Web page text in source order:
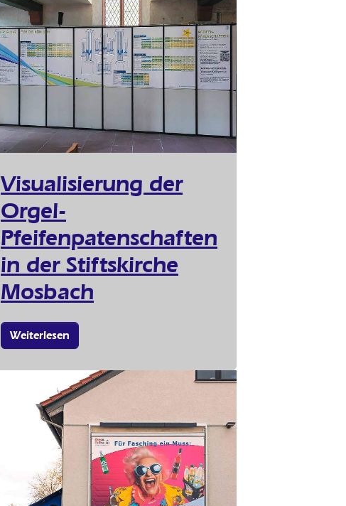
Visualisierung der
Orgel-
Pfeifenpatenschaften
in der Stiftskirche
Mosbach
Weiterlesen